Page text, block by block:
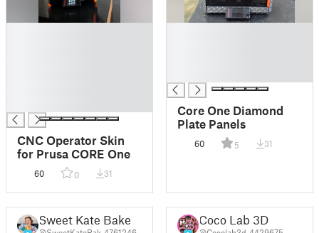
CNC Operator Skin
for Prusa CORE One
60 0 31
Core One Diamond
Plate Panels
60 5 31
Sweet Kate Bake Coco Lab 3D